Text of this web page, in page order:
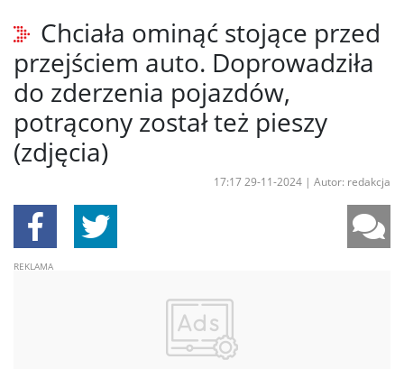
Chciała ominąć stojące przed
przejściem auto. Doprowadziła
do zderzenia pojazdów,
potrącony został też pieszy
(zdjęcia)
17:17 29-11-2024 | Autor: redakcja